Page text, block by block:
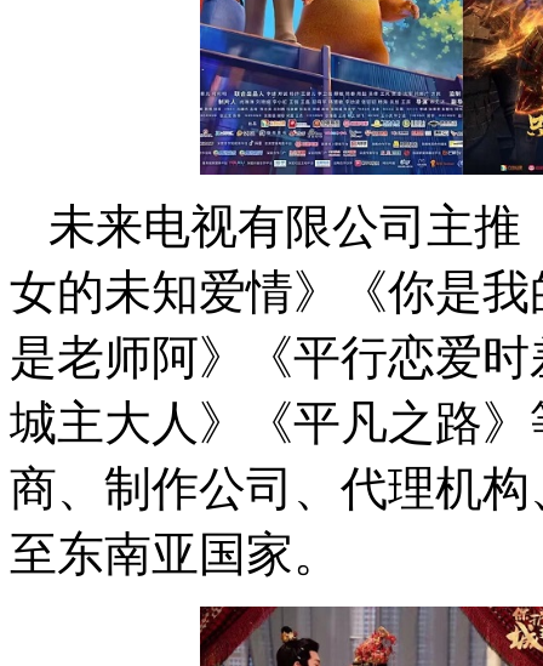
未来电视有限公司主
女的未知爱情》《你是
是老师阿》《平行恋爱
城主大人》《平凡之路
商、制作公司、代理机
至东南亚国家。